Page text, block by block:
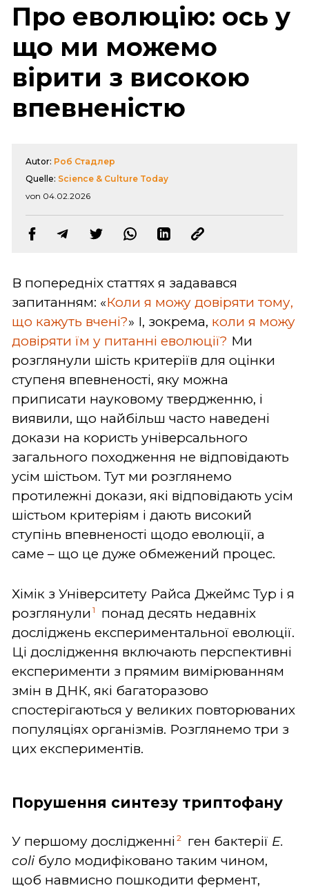
Про еволюцію: ось у
що ми можемо
вірити з високою
впевненістю
Autor: Роб Стадлер
Quelle: Science & Culture Today
von 04.02.2026
В попередніх статтях я задавався
запитанням: «Коли я можу довіряти тому,
що кажуть вчені?» І, зокрема, коли я можу
довіряти їм у питанні еволюції? Ми
розглянули шість критеріїв для оцінки
ступеня впевненості, яку можна
приписати науковому твердженню, і
виявили, що найбільш часто наведені
докази на користь універсального
загального походження не відповідають
усім шістьом. Тут ми розглянемо
протилежні докази, які відповідають усім
шістьом критеріям і дають високий
ступінь впевненості щодо еволюції, а
саме – що це дуже обмежений процес.
Хімік з Університету Райса Джеймс Тур і я
розглянули 1
понад десять недавніх
досліджень експериментальної еволюції.
Ці дослідження включають перспективні
експерименти з прямим вимірюванням
змін в ДНК, які багаторазово
спостерігаються у великих повторюваних
популяціях організмів. Розглянемо три з
цих експериментів.
Порушення синтезу триптофану
У першому дослідженні 2 ген бактерії E.
coli було модифіковано таким чином,
щоб навмисно пошкодити фермент,